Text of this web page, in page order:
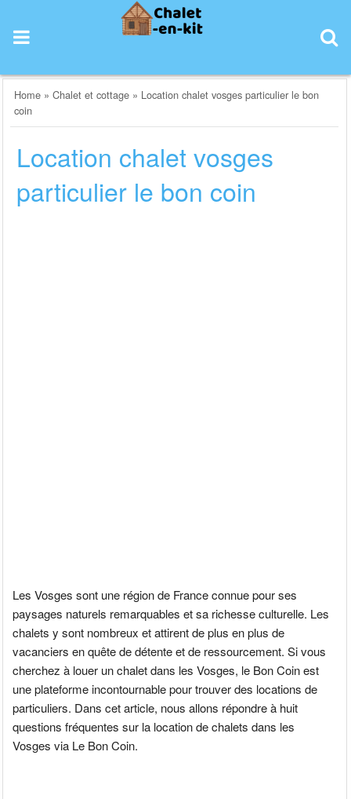
content
Home »Chalet et cottage » Location chalet vosges particulier le bon
coin
Location chalet vosges
particulier le bon coin
Les Vosges sont une région de France connue pour ses
paysages naturels remarquables et sa richesse culturelle. Les
chalets y sont nombreux et attirent de plus en plus de
vacanciers en quête de détente et de ressourcement. Si vous
cherchez à louer un chalet dans les Vosges, le Bon Coin est
une plateforme incontournable pour trouver des locations de
particuliers. Dans cet article, nous allons répondre à huit
questions fréquentes sur la location de chalets dans les
Vosges via Le Bon Coin.